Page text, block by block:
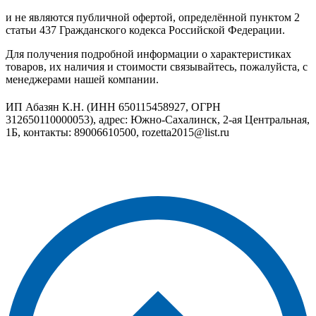
и не являются публичной офертой, определённой пунктом 2
статьи 437 Гражданского кодекса Российской Федерации.
Для получения подробной информации о характеристиках
товаров, их наличия и стоимости связывайтесь, пожалуйста, с
менеджерами нашей компании.
ИП Абазян К.Н. (ИНН 650115458927, ОГРН
312650110000053), адрес: Южно-Сахалинск, 2-ая Центральная,
1Б, контакты: 89006610500, rozetta2015@list.ru